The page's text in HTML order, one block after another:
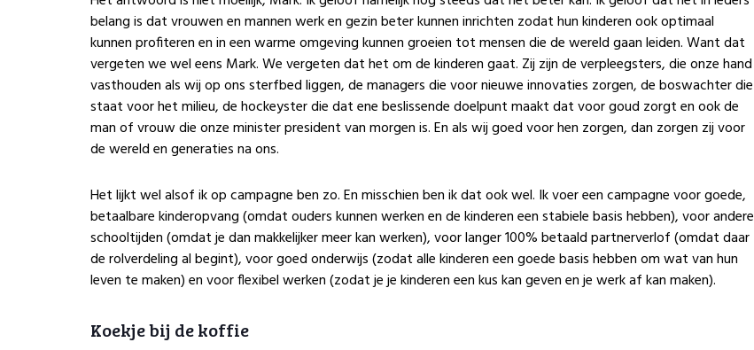
belang is dat vrouwen en mannen werk en gezin beter kunnen inrichten zodat hun kinderen ook optimaal
kunnen profiteren en in een warme omgeving kunnen groeien tot mensen die de wereld gaan leiden. Want dat
vergeten we wel eens Mark. We vergeten dat het om de kinderen gaat. Zij zijn de verpleegsters, die onze hand
vasthouden als wij op ons sterfbed liggen, de managers die voor nieuwe innovaties zorgen, de boswachter die
staat voor het milieu, de hockeyster die dat ene beslissende doelpunt maakt dat voor goud zorgt en ook de
man of vrouw die onze minister president van morgen is. En als wij goed voor hen zorgen, dan zorgen zij voor
de wereld en generaties na ons.
Het lijkt wel alsof ik op campagne ben zo. En misschien ben ik dat ook wel. Ik voer een campagne voor goede,
betaalbare kinderopvang (omdat ouders kunnen werken en de kinderen een stabiele basis hebben), voor andere
schooltijden (omdat je dan makkelijker meer kan werken), voor langer 100% betaald partnerverlof (omdat daar
de rolverdeling al begint), voor goed onderwijs (zodat alle kinderen een goede basis hebben om wat van hun
leven te maken) en voor flexibel werken (zodat je je kinderen een kus kan geven en je werk af kan maken).
Koekje bij de koffie